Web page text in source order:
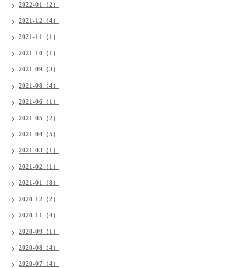
2022-01（2）
2021-12（4）
2021-11（1）
2021-10（1）
2021-09（3）
2021-08（4）
2021-06（1）
2021-05（2）
2021-04（5）
2021-03（1）
2021-02（1）
2021-01（8）
2020-12（2）
2020-11（4）
2020-09（1）
2020-08（4）
2020-07（4）